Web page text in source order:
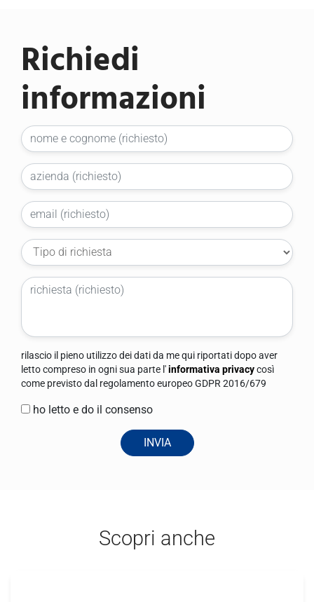
Richiedi
informazioni
rilascio il pieno utilizzo dei dati da me qui riportati dopo aver
letto compreso in ogni sua parte l'informativa privacy
come previsto dal regolamento europeo GDPR 2016/679
ho letto e do il consenso
INVIA
Scopri anche